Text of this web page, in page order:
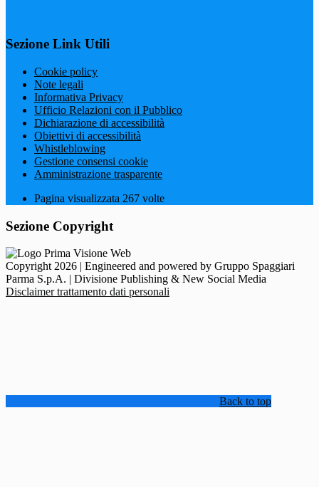
Sezione Link Utili
Cookie policy
Note legali
Informativa Privacy
Ufficio Relazioni con il Pubblico
Dichiarazione di accessibilità
Obiettivi di accessibilità
Whistleblowing
Gestione consensi cookie
Amministrazione trasparente
Pagina visualizzata 267 volte
Sezione Copyright
Copyright 2026 | Engineered and powered by Gruppo Spaggiari
Parma S.p.A. | Divisione Publishing & New Social Media
Disclaimer trattamento dati personali
Back to top